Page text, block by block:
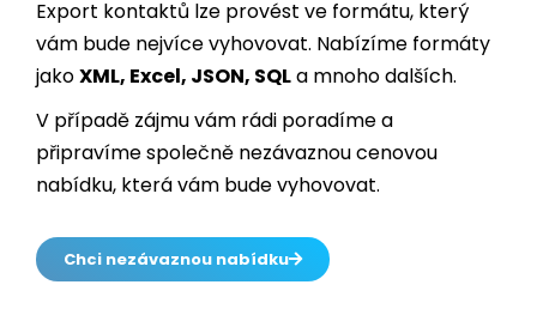
jakoXML, Excel, JSON, SQLa mnoho dalších.
V případě zájmu vám rádi poradíme a
připravíme společně nezávaznou cenovou
nabídku, která vám bude vyhovovat.
Chci nezávaznou nabídku